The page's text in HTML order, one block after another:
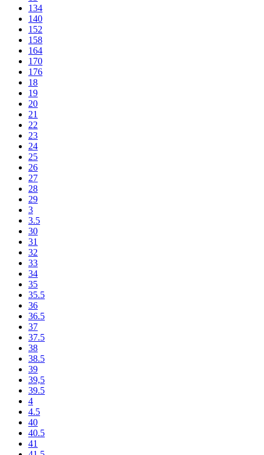
134
140
152
158
164
170
176
18
19
20
21
22
23
24
25
26
27
28
29
3
3.5
30
31
32
33
34
35
35.5
36
36.5
37
37.5
38
38.5
39
39,5
39.5
4
4.5
40
40.5
41